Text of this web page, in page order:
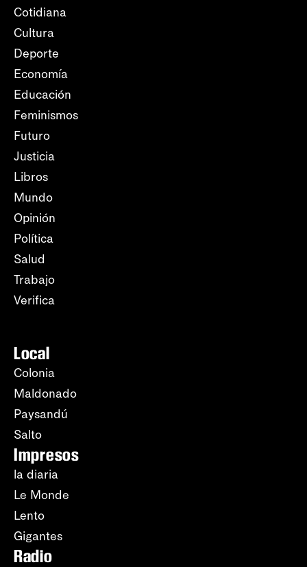
Cotidiana
Cultura
Deporte
Economía
Educación
Feminismos
Futuro
Justicia
Libros
Mundo
Opinión
Política
Salud
Trabajo
Verifica
Local
Colonia
Maldonado
Paysandú
Salto
Impresos
la diaria
Le Monde
Lento
Gigantes
Radio